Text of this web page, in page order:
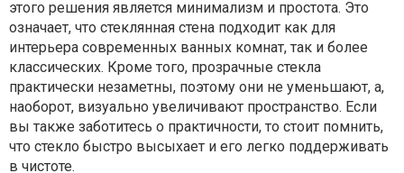
этого решения является минимализм и простота. Это
означает, что стеклянная стена подходит как для
интерьера современных ванных комнат, так и более
классических. Кроме того, прозрачные стекла
практически незаметны, поэтому они не уменьшают, а,
наоборот, визуально увеличивают пространство. Если
вы также заботитесь о практичности, то стоит помнить,
что стекло быстро высыхает и его легко поддерживать
в чистоте.